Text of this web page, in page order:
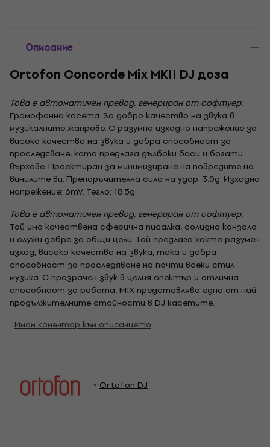
Описание
Ortofon Concorde Mix MKII DJ доза
Това е автоматичен превод, генериран от софтуер:
Грамофонна касета. За добро качество на звука в
музикалните жанрове. С разумно изходно напрежение за
високо качество на звука и добра способност за
проследяване, като предлага дълбоки баси и богати
върхове. Проектиран за минимизиране на повредите на
винилите ви. Препоръчителна сила на удар: 3.0g. Изходно
напрежение: 6mV. Тегло: 18.5g.
Това е автоматичен превод, генериран от софтуер:
Той има качествена сферична писалка, солидна конзола
и служи добре за общи цели. Той предлага както разумен
изход, високо качество на звука, така и добра
способност за проследяване на почти всеки стил
музика. С прозрачен звук в целия спектър и отлична
способност за работа, MIX представлява една от най-
продължителните стойности в DJ касетите.
Имам коментар към описанието
Ortofon DJ